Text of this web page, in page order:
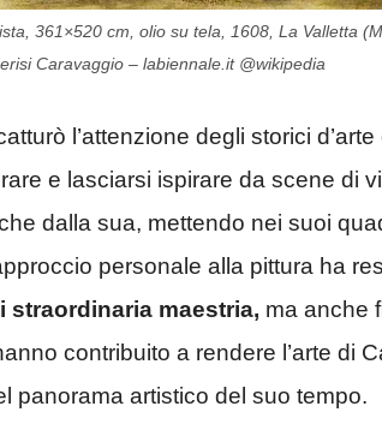
361×520 cm, olio su tela, 1608, La Valletta
Caravaggio – labiennale.it @wikipedia
l’attenzione degli storici
e lasciarsi ispirare da scene di
dalla sua, mettendo nei suoi
personale alla pittura ha
maestria, ma anche
contribuito a rendere l’arte di
panorama artistico del suo tempo.